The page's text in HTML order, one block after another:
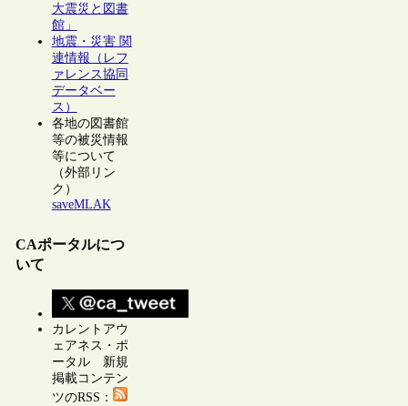
大震災と図書
館」
地震・災害 関
連情報（レフ
ァレンス協同
データベー
ス）
各地の図書館
等の被災情報
等について
（外部リン
ク）
saveMLAK
CAポータルにつ
いて
カレントアウ
ェアネス・ポ
ータル 新規
掲載コンテン
ツのRSS：